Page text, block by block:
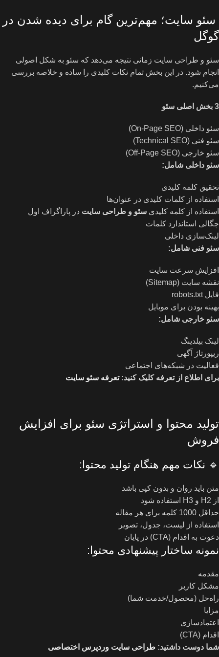
سئو سایت؛ مهم‌ترین گام برای دیده شدن در
گوگل
سئو و طراحی سایت زمانی نتیجه می‌دهد که سئو به شکل اصولی
انجام شود. در این بخش تمام نکات کلیدی را ساده و خلاصه بررسی
می‌کنیم.
3 بخش اصلی سئو
سئو داخلی (On-Page SEO)
سئو فنی (Technical SEO)
سئو خارجی (Off-Page SEO)
سئو داخلی شامل:
تحقیق کلمه کلیدی
استفاده از کلمات کلیدی در عنوان‌ها
استفاده از کلمه کلیدی سئو و طراحی سایت در پاراگراف اول
چگالی استاندارد کلمات
لینک‌سازی داخلی
سئو فنی شامل:
افزایش سرعت سایت
نقشه سایت (Sitemap)
فایل robots.txt
بهینه بودن برای موبایل
سئو خارجی شامل:
لینک بیلدینگ
ریپورتاژ آگهی
فعالیت در شبکه‌های اجتماعی
برای اطلاع از تعرفه کلیک کنید:تعرفه سئو سایت
تولید محتوا و استراتژی سئو برای افزایش
فروش
🔹 نکات مهم هنگام تولید محتوا:
متن باید روان و بدون کپی باشد
از H2 و H3 استفاده شود
حداقل 1000 کلمه برای هر مقاله
استفاده از لیست، جدول، تصویر
دعوت به اقدام (CTA) در پایان
نمونه ساختار پیشنهادی محتوا:
مقدمه
مشکل کاربر
راه‌حل (محصول/خدمت شما)
مزایا
اعتمادسازی
اقدام (CTA)
شما دوست داشتید: طراحی سایت وردپرس اختصاصی